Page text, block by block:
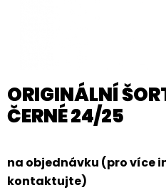
ORIGINÁLNÍ
ČERNÉ 24/25
na objednávku (pro více
kontaktujte)